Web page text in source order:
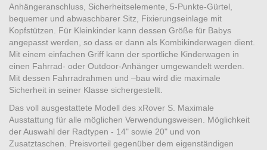
Anhängeranschluss, Sicherheitselemente, 5-Punkte-Gürtel,
bequemer und abwaschbarer Sitz, Fixierungseinlage mit
Kopfstützen. Für Kleinkinder kann dessen Größe für Babys
angepasst werden, so dass er dann als Kombikinderwagen dient.
Mit einem einfachen Griff kann der sportliche Kinderwagen in
einen Fahrrad- oder Outdoor-Anhänger umgewandelt werden.
Mit dessen Fahrradrahmen und –bau wird die maximale
Sicherheit in seiner Klasse sichergestellt.
Das voll ausgestattete Modell des xRover S. Maximale
Ausstattung für alle möglichen Verwendungsweisen. Möglichkeit
der Auswahl der Radtypen - 14" sowie 20" und von
Zusatztaschen. Preisvorteil gegenüber dem eigenständigen